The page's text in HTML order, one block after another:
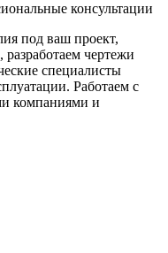
консультации
под ваш проект,
разработаем чертежи
специалисты
Работаем с
компаниями и